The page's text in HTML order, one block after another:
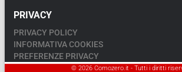
PRIVACY
PRIVACY POLICY
INFORMATIVA COOKIES
PREFERENZE PRIVACY
© 2026 Comozero.it - Tutti i diritti